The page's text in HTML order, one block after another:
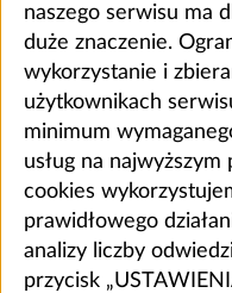
naszego serwisu ma
duże znaczenie.
wykorzystanie i
użytkownikach
minimum
usług na najwyższym
cookies
prawidłowego
analizy liczby
przycisk